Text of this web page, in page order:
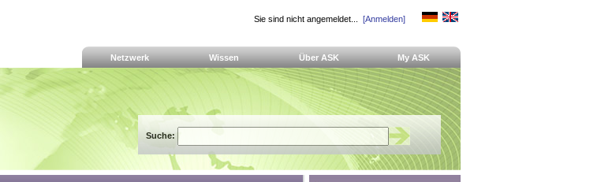
Sie sind nicht angemeldet... [Anmelden]
Netzwerk Wissen Über ASK My ASK
Suche: